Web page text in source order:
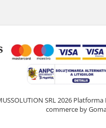
SRL 2026 Platforma
commerce by